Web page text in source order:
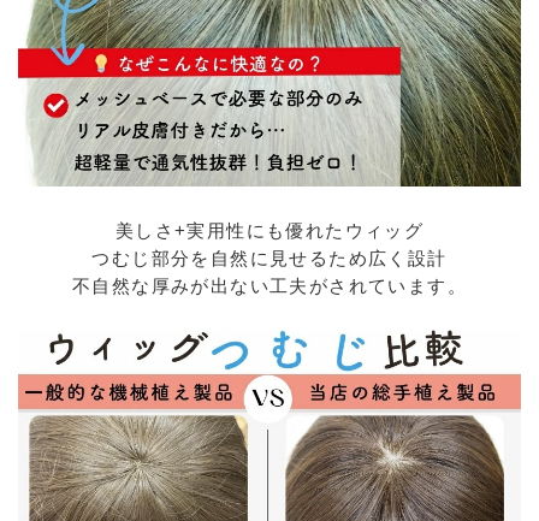
美しさ+実用性にも優れたウィッグ
つむじ部分を自然に見せるため広く設計
不自然な厚みが出ない工夫がされています。